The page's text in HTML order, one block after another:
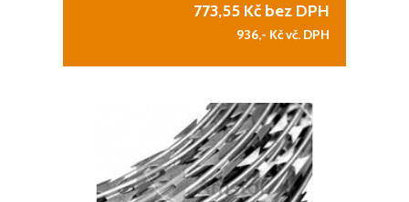
773,55 Kč bez DPH
936,- Kč vč. DPH